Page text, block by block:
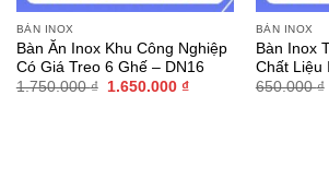
BÀN INOX
Bàn Ăn Inox Khu Công Nghiệp
Có Giá Treo 6 Ghế – DN16
1.750.000₫
Giá
1.650.000 ₫Giá
BÀN INOX
Bàn Inox
Chất Liệu
650.000₫